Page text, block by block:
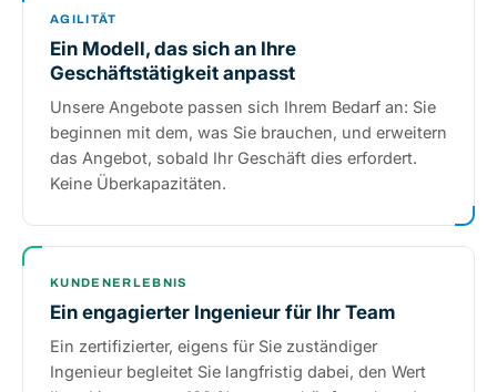
AGILITÄT
Ein Modell, das sich an Ihre
Geschäftstätigkeit anpasst
Unsere Angebote passen sich Ihrem Bedarf an: Sie
beginnen mit dem, was Sie brauchen, und erweitern
das Angebot, sobald Ihr Geschäft dies erfordert.
Keine Überkapazitäten.
KUNDENERLEBNIS
Ein engagierter Ingenieur für Ihr Team
Ein zertifizierter, eigens für Sie zuständiger
Ingenieur begleitet Sie langfristig dabei, den Wert